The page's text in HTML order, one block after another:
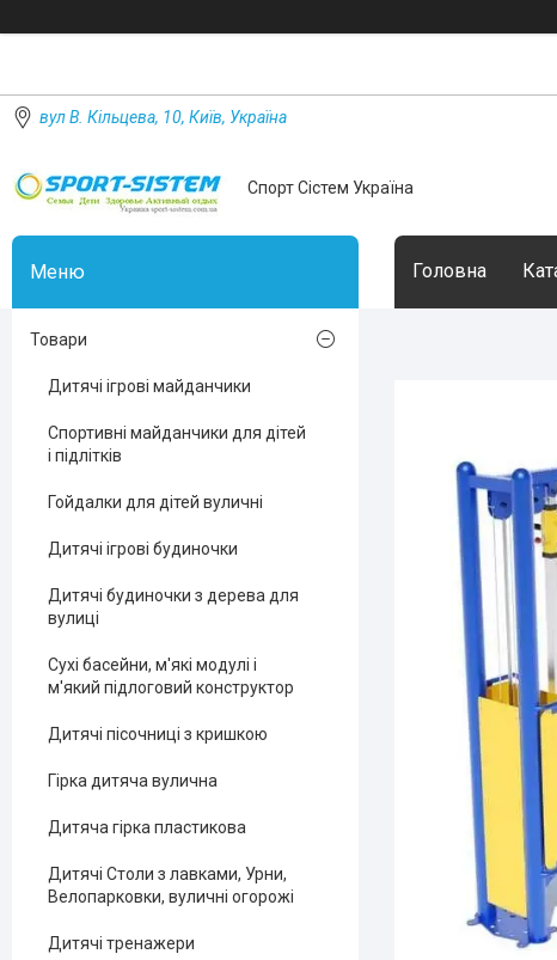
вул В. Кільцева, 10, Київ, Україна
Спорт Сістем Україна
Головна
Товари
Дитячі ігрові майданчики
Спортивні майданчики для дітей
і підлітків
Гойдалки для дітей вуличні
Дитячі ігрові будиночки
Дитячі будиночки з дерева для
вулиці
Сухі басейни, м'які модулі і
м'який підлоговий конструктор
Дитячі пісочниці з кришкою
Гірка дитяча вулична
Дитяча гірка пластикова
Дитячі Столи з лавками, Урни,
Велопарковки, вуличні огорожі
Дитячі тренажери